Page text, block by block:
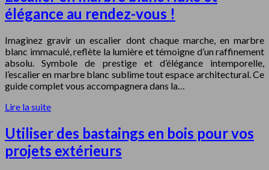
élégance au rendez-vous !
Imaginez gravir un escalier dont chaque marche, en marbre
blanc immaculé, reflète la lumière et témoigne d’un raffinement
absolu. Symbole de prestige et d’élégance intemporelle,
l’escalier en marbre blanc sublime tout espace architectural. Ce
guide complet vous accompagnera dans la…
Lire la suite
Utiliser des bastaings en bois pour vos
projets extérieurs